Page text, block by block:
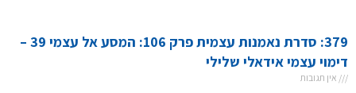
379: סדרת נאמנות עצמית פרק 106: המסע אל עצמי 39 –
דימוי עצמי אידאלי שלילי
אין תגובות